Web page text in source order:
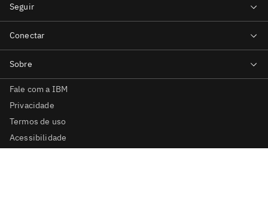
Fale com a IBM
Privacidade
Termos de uso
Acessibilidade